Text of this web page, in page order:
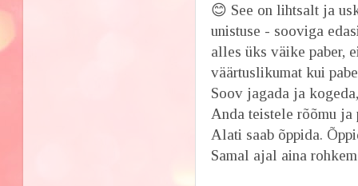
😊 See on lihtsalt ja
unistuse - sooviga
alles üks väike paber,
väärtuslikumat kui
Soov jagada ja
Anda teistele rõõmu ja
Alati saab õppida.
Samal ajal aina